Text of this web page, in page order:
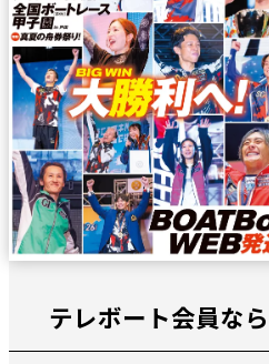
テレボート会員なら